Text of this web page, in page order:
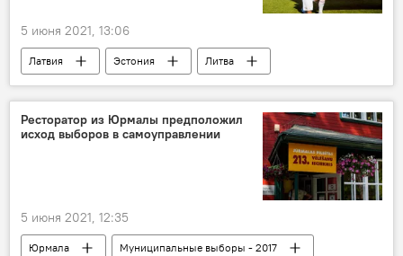
5 июня 2021, 13:06
Латвия Эстония
Литва
Спорт
кубок Балтии
Кубок Балтии по футболу
Андрей Цыганик
Ресторатор из Юрмалы предположил
исход выборов в самоуправлении
5 июня 2021, 12:35
Юрмала
Муниципальные выборы - 2017